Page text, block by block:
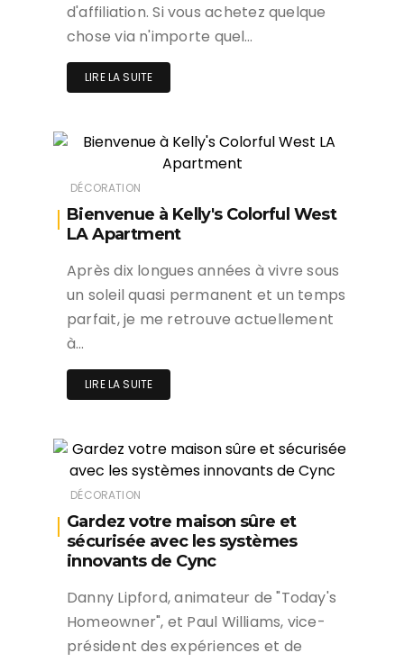
d'affiliation. Si vous achetez quelque
chose via n'importe quel…
LIRE LA SUITE
DÉCORATION
Bienvenue à Kelly's Colorful West
LA Apartment
Après dix longues années à vivre sous
un soleil quasi permanent et un temps
parfait, je me retrouve actuellement
à…
LIRE LA SUITE
DÉCORATION
Gardez votre maison sûre et
sécurisée avec les systèmes
innovants de Cync
Danny Lipford, animateur de "Today's
Homeowner", et Paul Williams, vice-
président des expériences et de